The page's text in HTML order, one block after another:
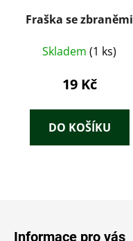
Fraška se zbraněmi
Skladem (1 ks)
19 Kč
DO KOŠÍKU
Informace pro vás